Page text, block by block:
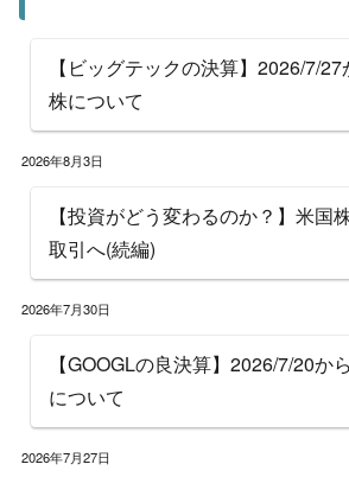
【ビッグテックの決算】2026/7/
株について
2026年8月3日
【投資がどう変わるのか？】米国
取引へ(続編)
2026年7月30日
【GOOGLの良決算】2026/7/20か
について
2026年7月27日